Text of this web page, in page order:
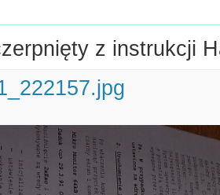
z instrukcji